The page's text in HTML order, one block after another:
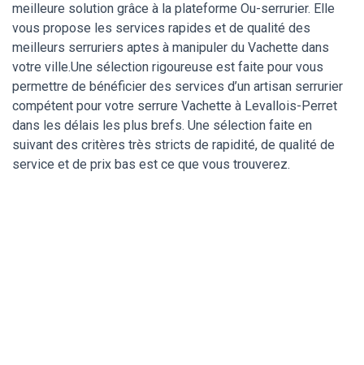
meilleure solution grâce à la plateforme Ou-serrurier. Elle
vous propose les services rapides et de qualité des
meilleurs serruriers aptes à manipuler du Vachette dans
votre ville.Une sélection rigoureuse est faite pour vous
permettre de bénéficier des services d’un artisan serrurier
compétent pour votre serrure Vachette à Levallois-Perret
dans les délais les plus brefs. Une sélection faite en
suivant des critères très stricts de rapidité, de qualité de
service et de prix bas est ce que vous trouverez.